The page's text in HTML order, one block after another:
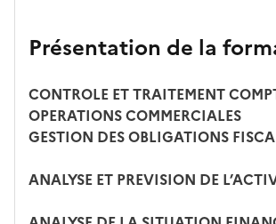
stiqu
ment
ndi
ure
Présentation de la
CONTROLE ET TRAITEMENT
OPERATIONS COMMERCIALES
GESTION DES OBLIGATIONS
ANALYSE ET PREVISION DE